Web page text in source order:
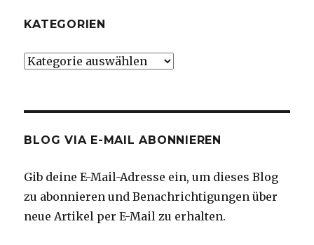
KATEGORIEN
Kategorien
BLOG VIA E-MAIL ABONNIEREN
Gib deine E-Mail-Adresse ein, um dieses Blog
zu abonnieren und Benachrichtigungen über
neue Artikel per E-Mail zu erhalten.